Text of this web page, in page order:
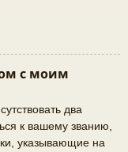
с моим
два
к вашему званию,
указывающие на